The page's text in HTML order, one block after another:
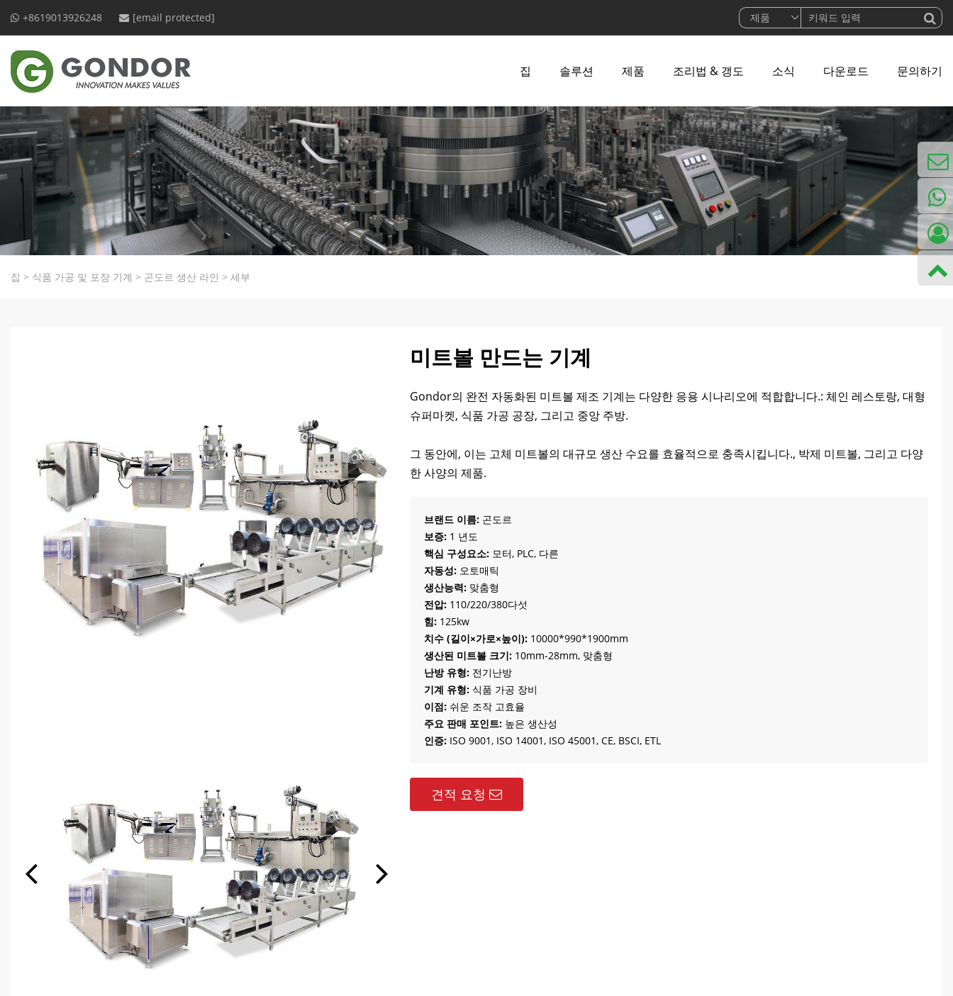
+8619013926248 [email protected]
집 솔루션 제품 조리법 & 갱도 소식 다운로드 문의하기
집 > 식품 가공 및 포장 기계 > 곤도르 생산 라인 > 세부
미트볼 만드는 기계
Gondor의 완전 자동화된 미트볼 제조 기계는 다양한 응용 시나리오에 적합합니다.: 체인 레스토랑, 대형
슈퍼마켓, 식품 가공 공장, 그리고 중앙 주방.
그 동안에, 이는 고체 미트볼의 대규모 생산 수요를 효율적으로 충족시킵니다., 박제 미트볼, 그리고 다양
한 사양의 제품.
브랜드 이름: 곤도르
보증: 1 년도
핵심 구성요소: 모터, PLC, 다른
자동성: 오토매틱
생산능력: 맞춤형
전압: 110/220/380다섯
힘: 125kw
치수 (길이×가로×높이): 10000*990*1900mm
생산된 미트볼 크기: 10mm-28mm, 맞춤형
난방 유형: 전기난방
기계 유형: 식품 가공 장비
이점: 쉬운 조작 고효율
주요 판매 포인트: 높은 생산성
인증: ISO 9001, ISO 14001, ISO 45001, CE, BSCI, ETL
견적 요청